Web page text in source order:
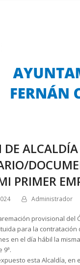
DE
PRIMER
Administrador
provisional del
para la
en el día hábil la
9ª.
esta Alcaldía,